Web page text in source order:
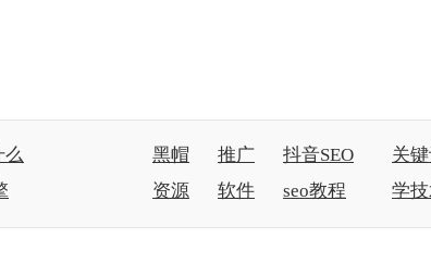
么
黑帽 推广 抖音SEO 关键
资源
软件 seo教程 学